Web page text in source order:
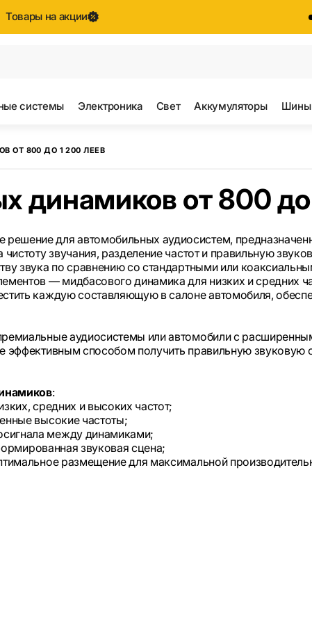
Товары на акции
поиска [0 товаров]
системы Электроника Свет Аккумуляторы Шины
ОТ 800 ДО 1 200 ЛЕЕВ
динамиков от 800
решение для автомобильных аудиосистем,
чистоту звучания, разделение частот и правильную
звука по сравнению со стандартными или
— мидбасового динамика для низких и средних
каждую составляющую в салоне автомобиля,
аудиосистемы или автомобили с
эффективным способом получить правильную
:
средних и высоких частот;
высокие частоты;
между динамиками;
звуковая сцена;
размещение для максимальной